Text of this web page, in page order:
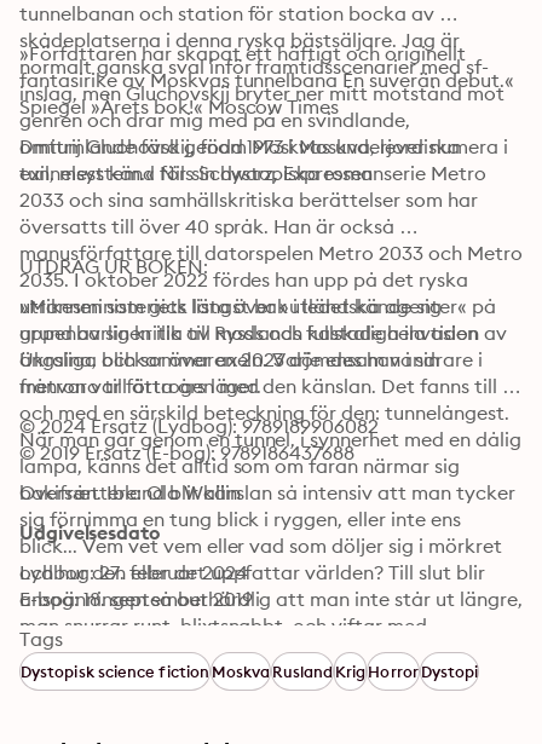
tunnelbanan och station för station bocka av
skådeplatserna i denna ryska bästsäljare. Jag är
normalt ganska sval inför framtidsscenarier med sf-
inslag, men Gluchovskij bryter ner mitt motstånd mot
genren och drar mig med på en svindlande,
omtumlande färd genom Moskvas underjordiska
tunnelsystem.« Nils Schwarz, Expressen
»Författaren har skapat ett häftigt och originellt
fantasirike av Moskvas tunnelbana En suverän debut.«
Spiegel »Årets bok!« Moscow Times
Dmitrij Gluchovskij, född 1973 i ­Moskva, lever numera i
exil, mest känd för sin dystopiska romanserie Metro
2033 och sina samhällskritiska berättelser som har
översatts till över 40 språk. Han är också
manusförfattare till datorspelen Metro 2033 och Metro
2035. I oktober 2022 fördes han upp på det ryska
utrikesministeriets lista över »utländska agenter« på
grund av sin kritik av Rysslands fullskaliga invasion av
Ukraina, och sommaren 2023 dömdes han i sin
frånvaro till åtta års läger.
UTDRAG UR BOKEN:
»Mannen som gick längst bak i ledet kände sig
uppenbarligen illa till mods och kastade hela tiden
ängsliga blickar över axeln. Varje ensam vandrare i
metron var förtrogen med den känslan. Det fanns till
och med en särskild beteckning för den: tunnelångest.
När man går genom en tunnel, i synnerhet med en dålig
lampa, känns det alltid som om faran närmar sig
bakifrån. Ibland blir känslan så intensiv att man tycker
sig förnimma en tung blick i ryggen, eller inte ens
blick... Vem vet vem eller vad som döljer sig i mörkret
och hur den eller det uppfattar världen? Till slut blir
anspänningen så outhärdlig att man inte står ut längre,
man snurrar runt, blixtsnabbt, och viftar med
ljusstrålen i det svarta - men ingen där... Tystnad...
Tomhet... Allt verkar lugnt. Men medan man tittar
© 2024 Ersatz (Lydbog): 9789189906082
© 2019 Ersatz (E-bog): 9789186437688
Oversættere: Ola Wallin
Udgivelsesdato
Lydbog: 27. februar 2024
E-bog: 18. september 2019
Tags
Dystopisk science fictionMoskvaRuslandKrigHorrorDystopi